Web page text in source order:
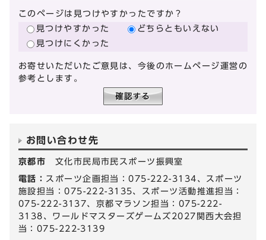
このページは見つけやすかったですか？
見つけやすかった
どちらともいえない
見つけにくかった
お寄せいただいたご意見は、今後のホームページ運営の
参考とします。
お問い合わせ先
京都市 文化市民局市民スポーツ振興室
電話： スポーツ企画担当：075-222-3134、スポーツ
施設担当：075-222-3135、スポーツ活動推進担当：
075-222-3137、京都マラソン担当：075-222-
3138、ワールドマスターズゲームズ2027関西大会担
当：075-222-3139